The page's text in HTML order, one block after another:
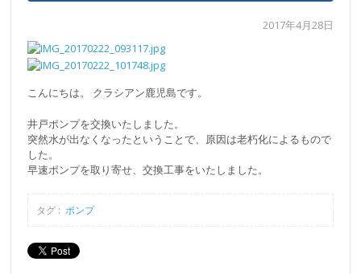
2017年4月28日
こんにちは。 クラシアン鹿児島です。
井戸ポンプを交換いたしました。
突然水が出なくなったということで、原因は老朽化によるもので
した。
早速ポンプを取り寄せ、交換工事をいたしました。
タグ :ポンプ